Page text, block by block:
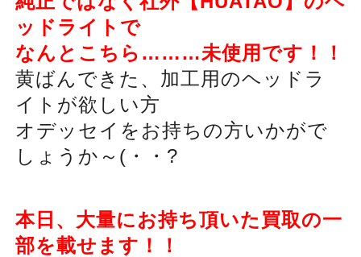
ッドライトで
なんとこちら………未使用です！！
黄ばんできた、加工用のヘッドラ
イトが欲しい方
オデッセイをお持ちの方いかがで
しょうか～(・・?
本日、大量にお持ち頂いた買取の一
部を載せます！！